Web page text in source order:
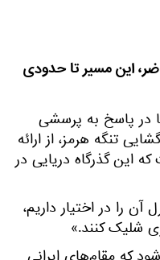
این مسیر تا حدودی
در پاسخ به پرسشی
تنگه هرمز، از ارائه
این گذرگاه دریایی در
آن را در اختیار داریم،
شلیک کنند.»